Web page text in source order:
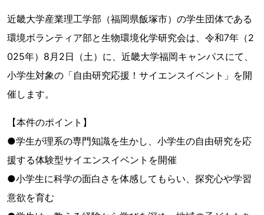
近畿大学産業理工学部（福岡県飯塚市）の学生団体である
環境ボランティア部と生物環境化学研究会は、令和7年（2
025年）8月2日（土）に、近畿大学福岡キャンパスにて、
小学生対象の「自由研究応援！サイエンスイベント」を開
催します。
【本件のポイント】
●学生が理系の専門知識を生かし、小学生の自由研究を応
援する体験型サイエンスイベントを開催
●小学生に科学の面白さを体感してもらい、探究心や学習
意欲を育む